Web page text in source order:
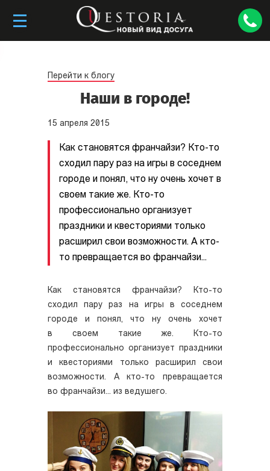
Перейти к блогу
Наши в городе!
15 апреля 2015
Как становятся франчайзи? Кто­-то
сходил пару раз на игры в соседнем
городе и понял, что ну очень хочет в
своем такие же. Кто-­то
профессионально организует
праздники и квесториями только
расширил свои возможности. А кто­-
то превращается во франчайзи...
Как становятся франчайзи? Кто­-то
сходил пару раз на игры в соседнем
городе и понял, что ну очень хочет
в своем такие же. Кто-­то
профессионально организует праздники
и квесториями только расширил свои
возможности. А кто­-то превращается
во франчайзи... из ведушего.